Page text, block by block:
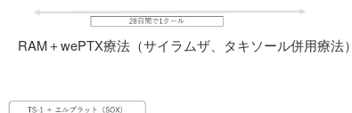
RAM＋wePTX療法（サイラムザ、タキソール併用療法）